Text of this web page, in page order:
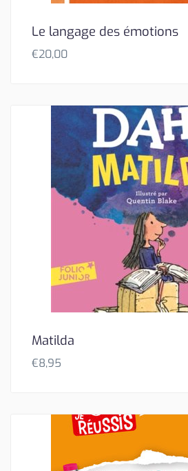
Le langage des émotions
€20,00
Matilda
€8,95